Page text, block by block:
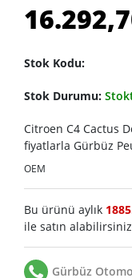
Stok Kodu:
Stok Durumu:
Citroen C4 Cactus
fiyatlarla Gürbüz
OEM
Bu ürünü aylık
ile satın
Gürbüz